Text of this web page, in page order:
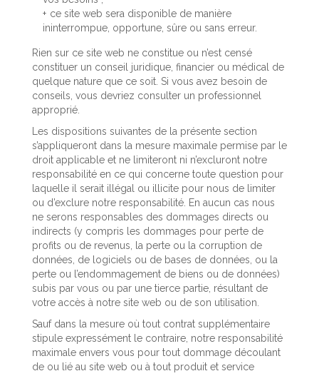
ce site web sera disponible de manière
ininterrompue, opportune, sûre ou sans erreur.
Rien sur ce site web ne constitue ou n’est censé
constituer un conseil juridique, financier ou médical de
quelque nature que ce soit. Si vous avez besoin de
conseils, vous devriez consulter un professionnel
approprié.
Les dispositions suivantes de la présente section
s’appliqueront dans la mesure maximale permise par le
droit applicable et ne limiteront ni n’excluront notre
responsabilité en ce qui concerne toute question pour
laquelle il serait illégal ou illicite pour nous de limiter
ou d’exclure notre responsabilité. En aucun cas nous
ne serons responsables des dommages directs ou
indirects (y compris les dommages pour perte de
profits ou de revenus, la perte ou la corruption de
données, de logiciels ou de bases de données, ou la
perte ou l’endommagement de biens ou de données)
subis par vous ou par une tierce partie, résultant de
votre accès à notre site web ou de son utilisation.
Sauf dans la mesure où tout contrat supplémentaire
stipule expressément le contraire, notre responsabilité
maximale envers vous pour tout dommage découlant
de ou lié au site web ou à tout produit et service